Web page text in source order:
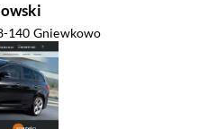
140 Gniewkowo